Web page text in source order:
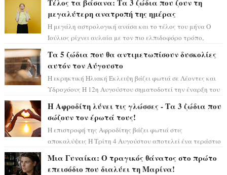
Τέλος τα βάσανα: Τα 3 ζώδια που ζουν τη
μεγαλύτερη ανατροπή της ημέρας
Η μεγάλη αστρολογική ανάσα και το τέλος του μήνα Ο
Ιούλιος ρίχνει αυλαία με τον πιο ελπιδοφόρο τρόπο,
Τα 5 ζώδια που θα αντιμετωπίσουν δυσκολίες
αυτόν τον Αύγουστο
Η εκρηκτική Ηλιακή Έκλειψη βάζει φωτιά σε Λέοντες και
Υδροχόους Η 12η Αυγούστου σηματοδοτεί την έναρξη του
Η Αφροδίτη λύνει τις γλώσσες - Τα 3 ζώδια που
σώζουν τον έρωτά τους!
Η επιστροφή της Αφροδίτης βάζει φωτιά στις
αποκαλύψεις Η Τρίτη 4 Αυγούστου αποτελεί ένα τεράστιο
Μια Γυναίκα: Ο τραγικός θάνατος στο πρώτο
επεισόδιο που διαλύει τη Μαρίνα!